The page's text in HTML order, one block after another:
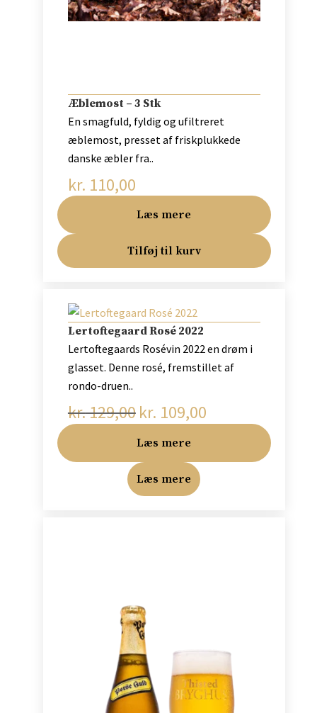
Æblemost – 3 Stk
En smagfuld, fyldig og ufiltreret
æblemost, presset af friskplukkede
danske æbler fra..
kr. 110,00
Læs mere
Tilføj til kurv
Lertoftegaard Rosé 2022
Lertoftegaards Rosévin 2022 en drøm i
glasset. Denne rosé, fremstillet af
rondo-druen..
kr.129,00 Den
pris
var:
kr. 129,00.
kr. 109,00Den
aktuelle
er:
Læs mere
Læs mere